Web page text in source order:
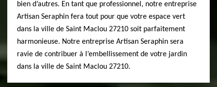
bien d’autres. En tant que professionnel, notre entreprise
Artisan Seraphin fera tout pour que votre espace vert
dans la ville de Saint Maclou 27210 soit parfaitement
harmonieuse. Notre entreprise Artisan Seraphin sera
ravie de contribuer à l’embellissement de votre jardin
dans la ville de Saint Maclou 27210.